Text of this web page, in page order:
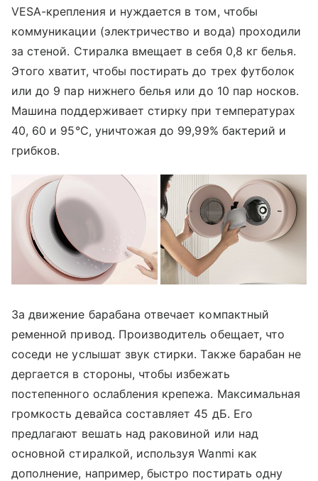
VESA-крепления и нуждается в том, чтобы
коммуникации (электричество и вода) проходили
за стеной. Стиралка вмещает в себя 0,8 кг белья.
Этого хватит, чтобы постирать до трех футболок
или до 9 пар нижнего белья или до 10 пар носков.
Машина поддерживает стирку при температурах
40, 60 и 95°C, уничтожая до 99,99% бактерий и
грибков.
За движение барабана отвечает компактный
ременной привод. Производитель обещает, что
соседи не услышат звук стирки. Также барабан не
дергается в стороны, чтобы избежать
постепенного ослабления крепежа. Максимальная
громкость девайса составляет 45 дБ. Его
предлагают вешать над раковиной или над
основной стиралкой, используя Wanmi как
дополнение, например, быстро постирать одну